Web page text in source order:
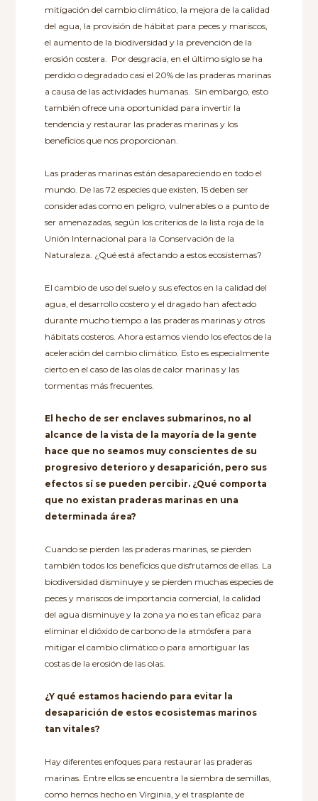
mitigación del cambio climático, la mejora de la calidad
del agua, la provisión de hábitat para peces y mariscos,
el aumento de la biodiversidad y la prevención de la
erosión costera. Por desgracia, en el último siglo se ha
perdido o degradado casi el 20% de las praderas marinas
a causa de las actividades humanas. Sin embargo, esto
también ofrece una oportunidad para invertir la
tendencia y restaurar las praderas marinas y los
beneficios que nos proporcionan.
Las praderas marinas están desapareciendo en todo el
mundo. De las 72 especies que existen, 15 deben ser
consideradas como en peligro, vulnerables o a punto de
ser amenazadas, según los criterios de la lista roja de la
Unión Internacional para la Conservación de la
Naturaleza. ¿Qué está afectando a estos ecosistemas?
El cambio de uso del suelo y sus efectos en la calidad del
agua, el desarrollo costero y el dragado han afectado
durante mucho tiempo a las praderas marinas y otros
hábitats costeros. Ahora estamos viendo los efectos de la
aceleración del cambio climático. Esto es especialmente
cierto en el caso de las olas de calor marinas y las
tormentas más frecuentes.
El hecho de ser enclaves submarinos, no al
alcance de la vista de la mayoría de la gente
hace que no seamos muy conscientes de su
progresivo deterioro y desaparición, pero sus
efectos sí se pueden percibir. ¿Qué comporta
que no existan praderas marinas en una
determinada área?
Cuando se pierden las praderas marinas, se pierden
también todos los beneficios que disfrutamos de ellas. La
biodiversidad disminuye y se pierden muchas especies de
peces y mariscos de importancia comercial, la calidad
del agua disminuye y la zona ya no es tan eficaz para
eliminar el dióxido de carbono de la atmósfera para
mitigar el cambio climático o para amortiguar las
costas de la erosión de las olas.
¿Y qué estamos haciendo para evitar la
desaparición de estos ecosistemas marinos
tan vitales?
Hay diferentes enfoques para restaurar las praderas
marinas. Entre ellos se encuentra la siembra de semillas,
como hemos hecho en Virginia, y el trasplante de